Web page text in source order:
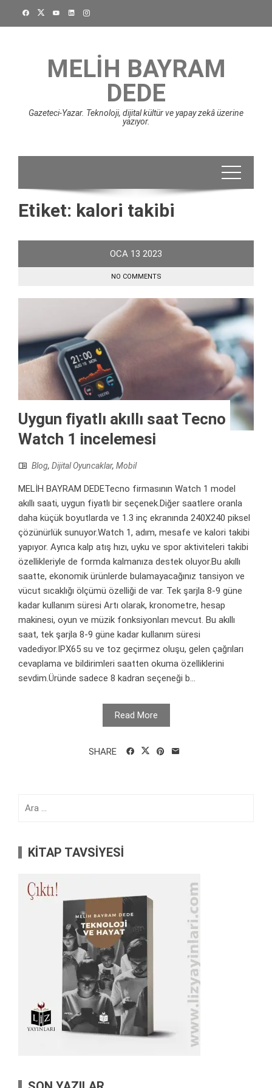
MELIH BAYRAM
DEDE
Gazeteci-Yazar. Teknoloji, dijital kültür ve yapay zekâ üzerine
yazıyor.
Etiket: kalori takibi
OCA 13 2023
NO COMMENTS
Uygun fiyatlı akıllı saat Tecno
Watch 1 incelemesi
Blog, Dijital Oyuncaklar, Mobil
MELİH BAYRAM DEDETecno firmasının Watch 1 model
akıllı saati, uygun fiyatlı bir seçenek.Diğer saatlere oranla
daha küçük boyutlarda ve 1.3 inç ekranında 240X240 piksel
çözünürlük sunuyor.Watch 1, adım, mesafe ve kalori takibi
yapıyor. Ayrıca kalp atış hızı, uyku ve spor aktiviteleri takibi
özellikleriyle de formda kalmanıza destek oluyor.Bu akıllı
saatte, ekonomik ürünlerde bulamayacağınız tansiyon ve
vücut sıcaklığı ölçümü özelliği de var. Tek şarjla 8-9 güne
kadar kullanım süresi Artı olarak, kronometre, hesap
makinesi, oyun ve müzik fonksiyonları mevcut. Bu akıllı
saat, tek şarjla 8-9 güne kadar kullanım süresi
vadediyor.IPX65 su ve toz geçirmez oluşu, gelen çağrıları
cevaplama ve bildirimleri saatten okuma özelliklerini
sevdim.Üründe sadece 8 kadran seçeneği b...
Read More
SHARE
KİTAP TAVSİYESİ